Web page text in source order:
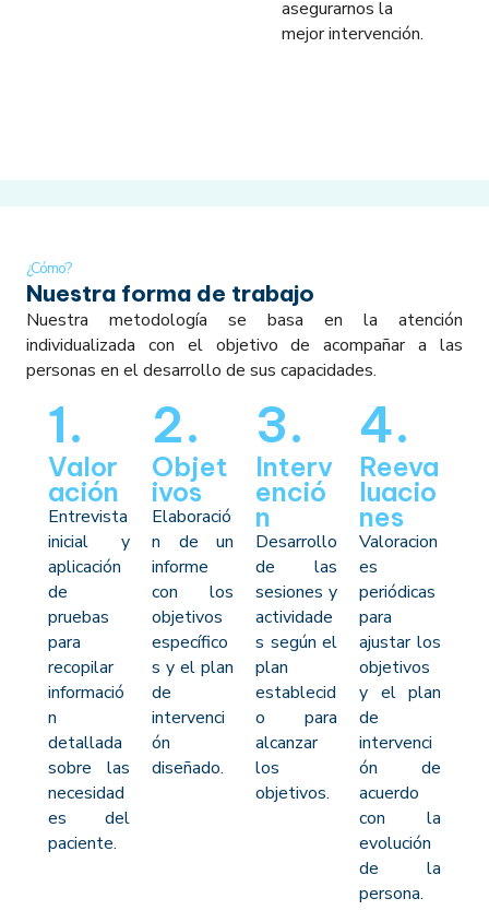
asegurarnos la
mejor intervención.
¿Cómo?
Nuestra forma de trabajo
Nuestra metodología se basa en la atención
individualizada con el objetivo de acompañar a las
personas en el desarrollo de sus capacidades.
1.
Valor
ación
Entrevista
inicial y
aplicación
de
pruebas
para
recopilar
informació
n
detallada
sobre las
necesidad
es del
paciente.
2.
Objet
ivos
Elaboració
n de un
informe
con los
objetivos
específico
s y el plan
de
intervenci
ón
diseñado.
3.
Interv
enció
n
Desarrollo
de las
sesiones y
actividade
s según el
plan
establecid
o para
alcanzar
los
objetivos.
4.
Reeva
luacio
nes
Valoracion
es
periódicas
para
ajustar los
objetivos
y el plan
de
intervenci
ón de
acuerdo
con la
evolución
de la
persona.